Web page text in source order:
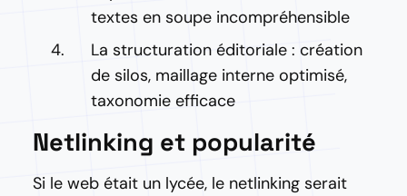
textes en soupe incompréhensible
La structuration éditoriale : création
de silos, maillage interne optimisé,
taxonomie efficace
Netlinking et popularité
Si le web était un lycée, le netlinking serait